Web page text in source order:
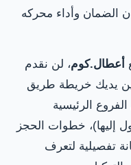
الضمان وأداء محركه
أعطال.كوم، لن نقدم
يديك خريطة طريق
الرئيسية
إليها)، خطوات الحجز
تفصيلية لتعرف